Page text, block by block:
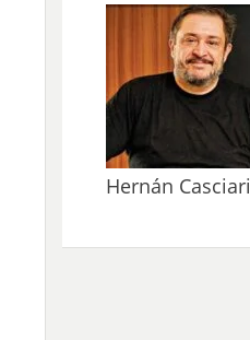
Hernán Casciari